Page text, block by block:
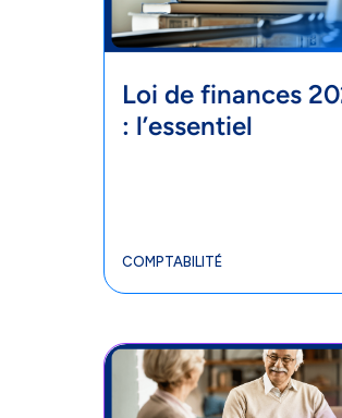
Loi de finances
: l’essentiel
COMPTABILITÉ